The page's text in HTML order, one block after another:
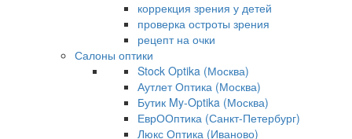
коррекция зрения у детей
проверка остроты зрения
рецепт на очки
Салоны оптики
Stock Optika (Москва)
Аутлет Оптика (Москва)
Бутик My-Optika (Москва)
ЕврООптика (Санкт-Петербург)
Люкс Оптика (Иваново)